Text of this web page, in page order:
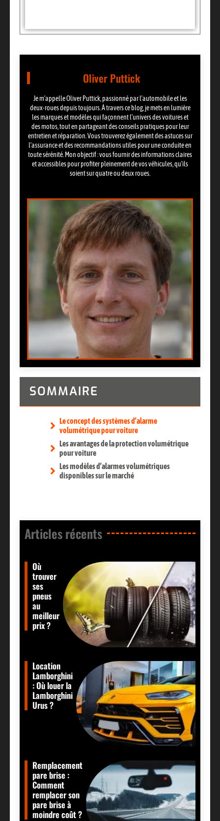
Oliver Puttick
Je m’appelle Oliver Puttick, passionné par l’automobile et les
deux-roues depuis toujours. À travers ce blog, je mets en lumière
les marques et modèles qui façonnent l’univers des voitures et
des motos, tout en partageant des conseils pratiques pour leur
entretien et réparation. Vous trouverez également des astuces sur
l’assurance et des recommandations utiles pour une conduite en
toute sérénité. Mon objectif : vous fournir des informations claires
et accessibles pour profiter pleinement de vos véhicules, qu’ils
soient sur quatre ou deux roues.
SOMMAIRE
Le concept des systèmes d’alarme
volumétrique pour voiture
Les avantages de la protection volumétrique
pour voiture
Les modèles d’alarmes volumétriques
disponibles sur le marché
Articles récents​
Où
trouver
ses
pneus
au
meilleur
prix ?
Location
Lamborghini
: Où louer la
Lamborghini
Urus ?
Remplacement
pare brise :
Comment
remplacer son
pare brise à
moindre coût ?